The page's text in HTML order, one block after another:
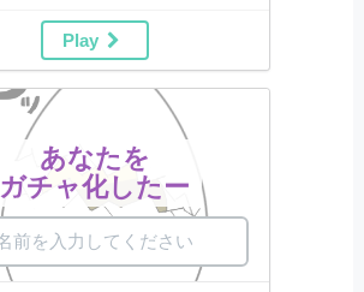
Play
あなたを
ガチャ化したー